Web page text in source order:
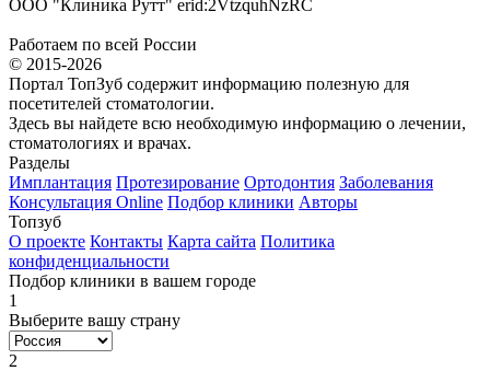
ООО "Клиника Рутт" erid:2VtzquhNzRC
Работаем по всей России
© 2015-2026
Портал ТопЗуб содержит информацию полезную для
посетителей стоматологии.
Здесь вы найдете всю необходимую информацию о лечении,
стоматологиях и врачах.
Разделы
Имплантация Протезирование Ортодонтия Заболевания
Консультация Online Подбор клиники Авторы
Топзуб
О проекте Контакты Карта сайта Политика
конфиденциальности
Подбор клиники в вашем городе
1
Выберите вашу страну
2